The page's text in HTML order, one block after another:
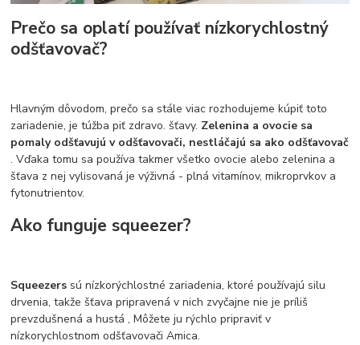
Prečo sa oplatí používať nízkorychlostný
odšťavovač?
Hlavným dôvodom, prečo sa stále viac rozhodujeme kúpiť toto
zariadenie, je túžba piť zdravo. šťavy. Zelenina a ovocie sa
pomaly odšťavujú v odšťavovači, nestláčajú sa ako odšťavovač
. Vďaka tomu sa používa takmer všetko ovocie alebo zelenina a
šťava z nej vylisovaná je výživná - plná vitamínov, mikroprvkov a
fytonutrientov.
Ako funguje squeezer?
Squeezers sú nízkorýchlostné zariadenia, ktoré používajú silu
drvenia, takže šťava pripravená v nich zvyčajne nie je príliš
prevzdušnená a hustá , Môžete ju rýchlo pripraviť v
nízkorychlostnom odšťavovači Amica.